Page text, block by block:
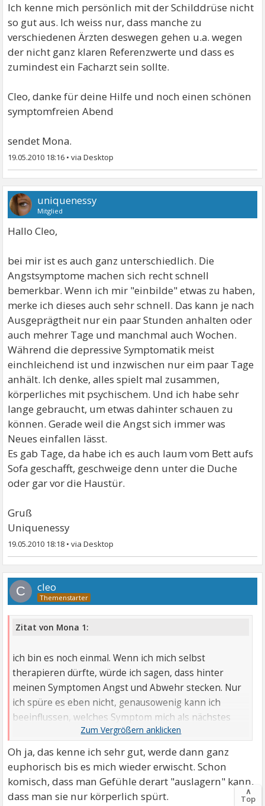
Ich kenne mich persönlich mit der Schilddrüse nicht
so gut aus. Ich weiss nur, dass manche zu
verschiedenen Ärzten deswegen gehen u.a. wegen
der nicht ganz klaren Referenzwerte und dass es
zumindest ein Facharzt sein sollte.
Cleo, danke für deine Hilfe und noch einen schönen
symptomfreien Abend
sendet Mona.
19.05.2010 18:16 •
uniquenessy
Mitglied
Hallo Cleo,
bei mir ist es auch ganz unterschiedlich. Die
Angstsymptome machen sich recht schnell
bemerkbar. Wenn ich mir "einbilde" etwas zu haben,
merke ich dieses auch sehr schnell. Das kann je nach
Ausgeprägtheit nur ein paar Stunden anhalten oder
auch mehrer Tage und manchmal auch Wochen.
Während die depressive Symptomatik meist
einchleichend ist und inzwischen nur eim paar Tage
anhält. Ich denke, alles spielt mal zusammen,
körperliches mit psychischem. Und ich habe sehr
lange gebraucht, um etwas dahinter schauen zu
können. Gerade weil die Angst sich immer was
Neues einfallen lässt.
Es gab Tage, da habe ich es auch laum vom Bett aufs
Sofa geschafft, geschweige denn unter die Duche
oder gar vor die Haustür.
Gruß
Uniquenessy
19.05.2010 18:18 •
C cleo
Zitat von Mona 1:
ich bin es noch einmal. Wenn ich mich selbst
therapieren dürfte, würde ich sagen, dass hinter
meinen Symptomen Angst und Abwehr stecken. Nur
ich spüre es eben nicht, genausowenig kann ich
beeinflussen, welches Symptom mich als nächstes
ereilen wird. Ich habe auch Stunden dazwischen, da
geht es mir ganz gut, so dass ich glaube, der Spuk sei
vorbei. Aber mitnichten.
Das kommt dir bestimmt auch bekannt vor.
Oh ja, das kenne ich sehr gut, werde dann ganz
euphorisch bis es mich wieder erwischt. Schon
komisch, dass man Gefühle derart "auslagern" kann,
dass man sie nur körperlich spürt.
∧
Top